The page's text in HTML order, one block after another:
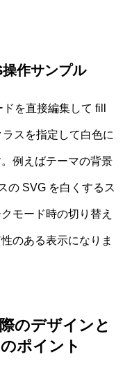
作サンプル
を直接編集して fill
スを指定して白色に
例えばテーマの背景
の SVG を白くするス
モード時の切り替え
のある表示になりま
のデザインと
ポイント